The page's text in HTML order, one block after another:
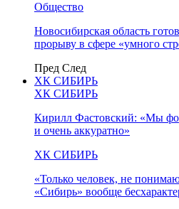
Общество
Новосибирская область
прорыву в сфере «умного
Пред След
ХК СИБИРЬ
ХК СИБИРЬ
Кирилл Фастовский: «Мы
и очень аккуратно»
ХК СИБИРЬ
«Только человек, не
«Сибирь» вообще